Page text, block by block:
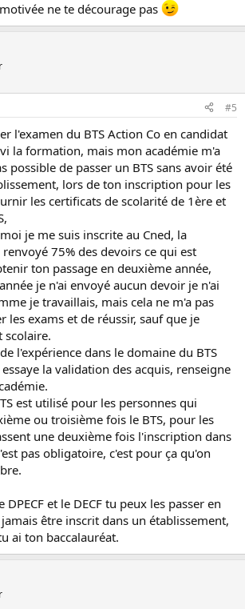
ne te décourage pas
#5
l'examen du BTS Action Co en candidat
la formation, mais mon académie m'a
possible de passer un BTS sans avoir été
lors de ton inscription pour les
les certificats de scolarité de 1ère et
je me suis inscrite au Cned, la
75% des devoirs ce qui est
ton passage en deuxième année,
je n'ai envoyé aucun devoir je n'ai
je travaillais, mais cela ne m'a pas
les exams et de réussir, sauf que je
scolaire.
l'expérience dans le domaine du BTS
la validation des acquis, renseigne
est utilisé pour les personnes qui
ou troisième fois le BTS, pour les
une deuxième fois l'inscription dans
pas obligatoire, c'est pour ça qu'on
et le DECF tu peux les passer en
être inscrit dans un établissement,
ai ton baccalauréat.